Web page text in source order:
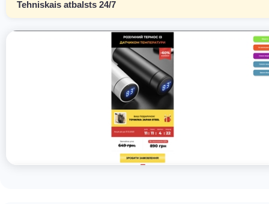
Tehniskais atbalsts 24/7